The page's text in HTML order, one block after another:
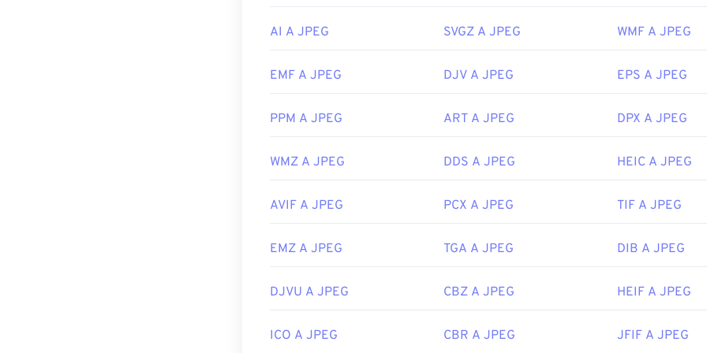
applicazioni Microsoft come
Microsoft Fotoe sulle applicazioni Mac OS come
Link utili:
https://www.lifewire.com/jpg-jpeg-file-4139913
AI A JPEG SVGZ A JPEG WMF A JPEG
EMF A JPEG DJV A JPEG EPS A JPEG
PPM A JPEG ART A JPEG DPX A JPEG
WMZ A JPEG DDS A JPEG HEIC A JPEG
AVIF A JPEG PCX A JPEG TIF A JPEG
EMZ A JPEG TGA A JPEG DIB A JPEG
DJVU A JPEG CBZ A JPEG HEIF A JPEG
ICO A JPEG CBR A JPEG JFIF A JPEG